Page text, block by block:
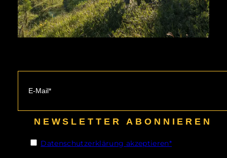
NEWSLETTER ABONNIEREN
Datenschutzerklärung akzeptieren*